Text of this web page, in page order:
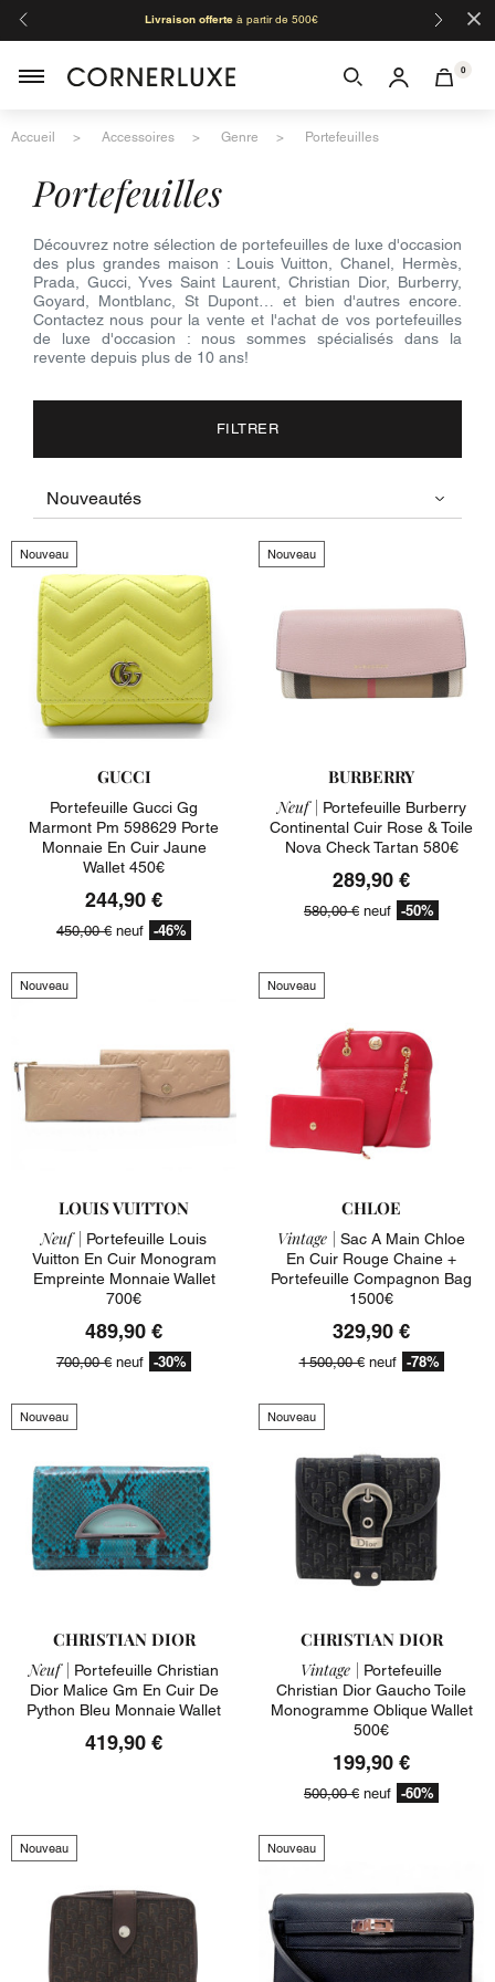
Livraison offerteà partir de 500€ ×
0
Accueil Accessoires Genre Portefeuilles
portefeuilles
Découvrez notre sélection de portefeuilles de luxe d'occasion
des plus grandes maison : Louis Vuitton, Chanel, Hermès,
Prada, Gucci, Yves Saint Laurent, Christian Dior, Burberry,
Goyard, Montblanc, St Dupont… et bien d'autres encore.
Contactez nous pour la vente et l'achat de vos portefeuilles
de luxe d'occasion : nous sommes spécialisés dans la
revente depuis plus de 10 ans!
FILTRER
Nouveau
GUCCI
Portefeuille Gucci Gg
Marmont Pm 598629 Porte
Monnaie En Cuir Jaune
Wallet 450€
244,90 €
450,00 € neuf -46%
Nouveau
BURBERRY
Neuf | Portefeuille Burberry
Continental Cuir Rose & Toile
Nova Check Tartan 580€
289,90 €
580,00 € neuf -50%
Nouveau
LOUIS VUITTON
Neuf | Portefeuille Louis
Vuitton En Cuir Monogram
Empreinte Monnaie Wallet
700€
489,90 €
700,00 € neuf -30%
Nouveau
CHLOE
Vintage | Sac A Main Chloe
En Cuir Rouge Chaine +
Portefeuille Compagnon Bag
1500€
329,90 €
1 500,00 €neuf -78%
Nouveau
CHRISTIAN DIOR
Neuf | Portefeuille Christian
Dior Malice Gm En Cuir De
Python Bleu Monnaie Wallet
419,90 €
Nouveau
CHRISTIAN DIOR
Vintage | Portefeuille
Christian Dior Gaucho Toile
Monogramme Oblique Wallet
500€
199,90 €
500,00 € neuf -60%
Nouveau Nouveau